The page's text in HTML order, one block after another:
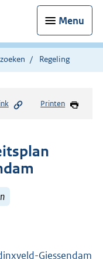
Menu
Regeling
Printen
Giessendam